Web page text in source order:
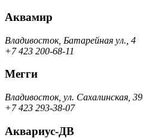
Аквамир
Владивосток, Батарейная ул., 4
+7 423 200-68-11
Мегги
Владивосток, ул. Сахалинская,
+7 423 293-38-07
Аквариус-ДВ